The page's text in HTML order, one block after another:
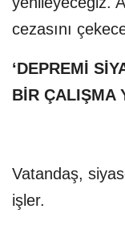
cezasını
‘DEPREMİ
BİR ÇALIŞMA
Vatandaş,
işler.